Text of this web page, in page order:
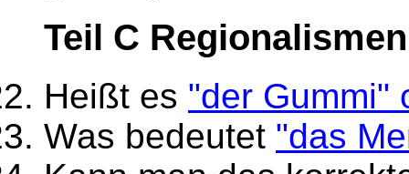
Teil C Regionalismen
Heißt es "der Gummi"
Was bedeutet "das